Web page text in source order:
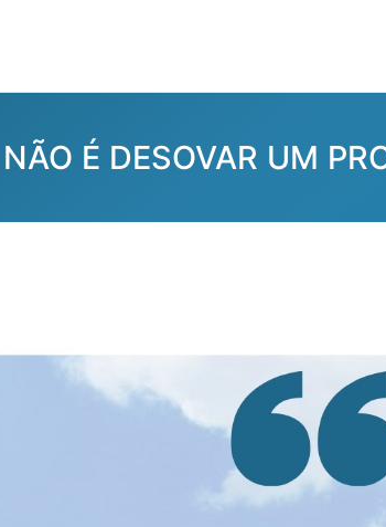
É DESOVAR UM